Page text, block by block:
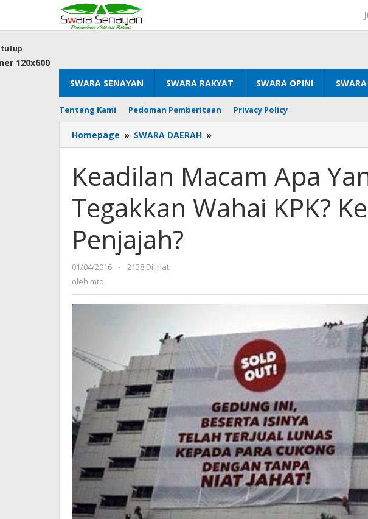
konten
SWARA SENAYAN SWARA RAKYAT SWARA OPINI
Tentang Kami Pedoman Pemberitaan Privacy Policy
tutup
Homepage » SWARA DAERAH »
Macam
Yang
Kamu
Mau
Tegakkan
Keadilan Macam Apa
Tegakkan Wahai KPK?
Penjajah?
01/04/2016
oleh
-
2138 Dilihat
oleh mtq